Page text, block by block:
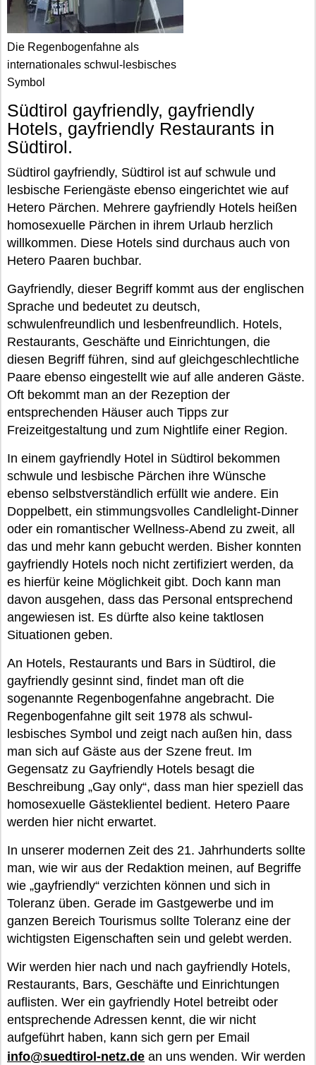
Die Regenbogenfahne als
internationales schwul-lesbisches
Symbol
Südtirol gayfriendly, gayfriendly
Hotels, gayfriendly Restaurants in
Südtirol.
Südtirol gayfriendly, Südtirol ist auf schwule und
lesbische Feriengäste ebenso eingerichtet wie auf
Hetero Pärchen. Mehrere gayfriendly Hotels heißen
homosexuelle Pärchen in ihrem Urlaub herzlich
willkommen. Diese Hotels sind durchaus auch von
Hetero Paaren buchbar.
Gayfriendly, dieser Begriff kommt aus der englischen
Sprache und bedeutet zu deutsch,
schwulenfreundlich und lesbenfreundlich. Hotels,
Restaurants, Geschäfte und Einrichtungen, die
diesen Begriff führen, sind auf gleichgeschlechtliche
Paare ebenso eingestellt wie auf alle anderen Gäste.
Oft bekommt man an der Rezeption der
entsprechenden Häuser auch Tipps zur
Freizeitgestaltung und zum Nightlife einer Region.
In einem gayfriendly Hotel in Südtirol bekommen
schwule und lesbische Pärchen ihre Wünsche
ebenso selbstverständlich erfüllt wie andere. Ein
Doppelbett, ein stimmungsvolles Candlelight-Dinner
oder ein romantischer Wellness-Abend zu zweit, all
das und mehr kann gebucht werden. Bisher konnten
gayfriendly Hotels noch nicht zertifiziert werden, da
es hierfür keine Möglichkeit gibt. Doch kann man
davon ausgehen, dass das Personal entsprechend
angewiesen ist. Es dürfte also keine taktlosen
Situationen geben.
An Hotels, Restaurants und Bars in Südtirol, die
gayfriendly gesinnt sind, findet man oft die
sogenannte Regenbogenfahne angebracht. Die
Regenbogenfahne gilt seit 1978 als schwul-
lesbisches Symbol und zeigt nach außen hin, dass
man sich auf Gäste aus der Szene freut. Im
Gegensatz zu Gayfriendly Hotels besagt die
Beschreibung „Gay only“, dass man hier speziell das
homosexuelle Gästeklientel bedient. Hetero Paare
werden hier nicht erwartet.
In unserer modernen Zeit des 21. Jahrhunderts sollte
man, wie wir aus der Redaktion meinen, auf Begriffe
wie „gayfriendly“ verzichten können und sich in
Toleranz üben. Gerade im Gastgewerbe und im
ganzen Bereich Tourismus sollte Toleranz eine der
wichtigsten Eigenschaften sein und gelebt werden.
Wir werden hier nach und nach gayfriendly Hotels,
Restaurants, Bars, Geschäfte und Einrichtungen
auflisten. Wer ein gayfriendly Hotel betreibt oder
entsprechende Adressen kennt, die wir nicht
aufgeführt haben, kann sich gern per Email
info@suedtirol-netz.de an uns wenden. Wir werden